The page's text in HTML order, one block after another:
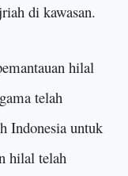
di kawasan.
hilal
telah
Indonesia untuk
hilal telah